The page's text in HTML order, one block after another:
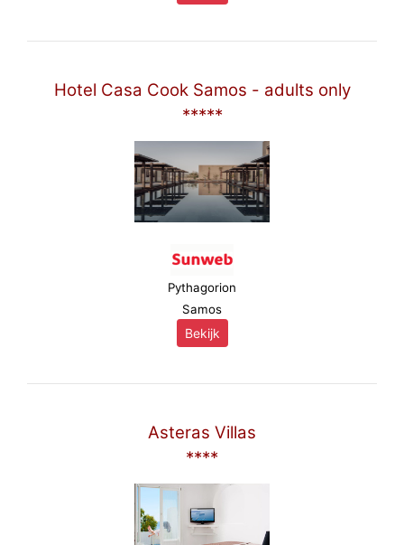
Hotel Casa Cook Samos - adults only
*****
Pythagorion
Samos
Bekijk
Asteras Villas
****